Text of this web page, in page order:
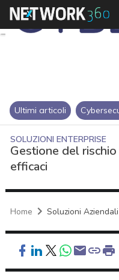
Ultimi articoli
SOLUZIONI ENTERPRISE
Gestione del
efficaci
Home Soluzioni Aziendali